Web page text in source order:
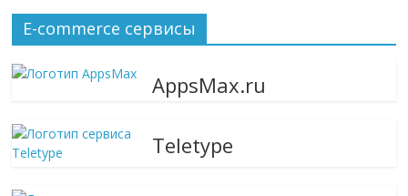
E-commerce сервисы
AppsMax.ru
Teletype